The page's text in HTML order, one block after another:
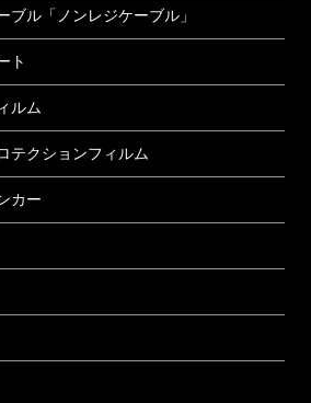
ブル「ノンレジケーブル」
ト
ルム
テクションフィルム
カー